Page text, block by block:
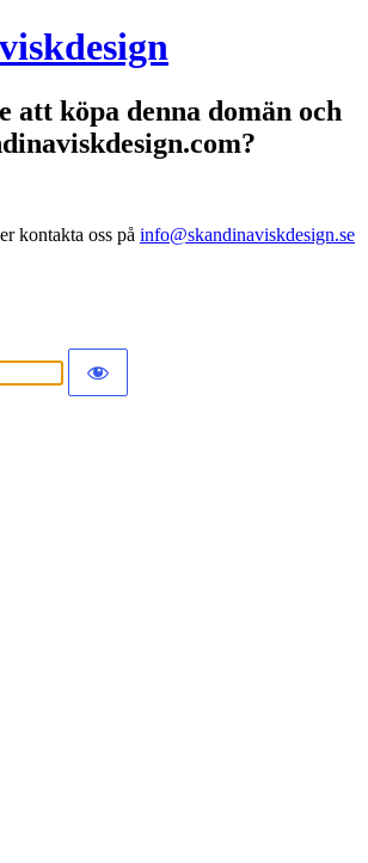
att köpa denna domän och
kontakta oss på info@skandinaviskdesign.se